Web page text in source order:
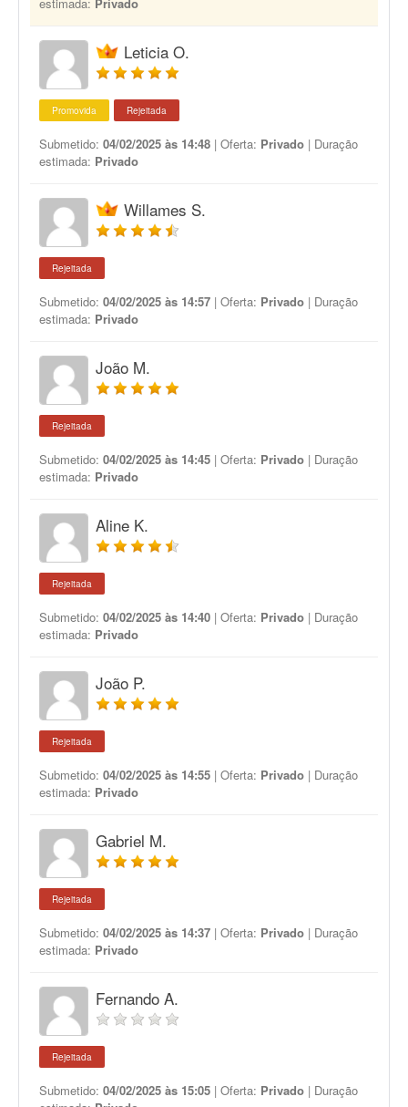
Leticia O.
Promovida Rejeitada
Submetido: 04/02/2025 às 14:48 | Oferta: Privado | Duração
estimada: Privado
Willames S.
Rejeitada
Submetido: 04/02/2025 às 14:57 | Oferta: Privado | Duração
estimada: Privado
João M.
Rejeitada
Submetido: 04/02/2025 às 14:45 | Oferta: Privado | Duração
estimada: Privado
Aline K.
Rejeitada
Submetido: 04/02/2025 às 14:40 | Oferta: Privado | Duração
estimada: Privado
João P.
Rejeitada
Submetido: 04/02/2025 às 14:55 | Oferta: Privado | Duração
estimada: Privado
Gabriel M.
Rejeitada
Submetido: 04/02/2025 às 14:37 | Oferta: Privado | Duração
estimada: Privado
Fernando A.
Rejeitada
Submetido: 04/02/2025 às 15:05 | Oferta: Privado | Duração